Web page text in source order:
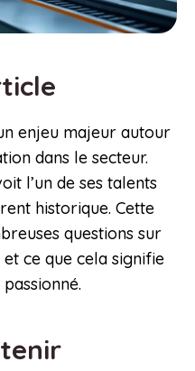
enjeu majeur autour
dans le secteur.
l’un de ses talents
historique. Cette
questions sur
ce que cela signifie